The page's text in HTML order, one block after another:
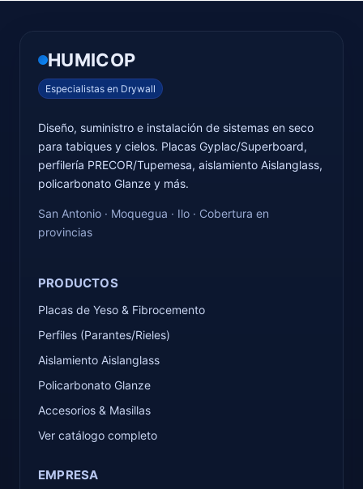
HUMICOP
Especialistas en Drywall
Diseño, suministro e instalación de sistemas en seco
para tabiques y cielos. Placas Gyplac/Superboard,
perfilería PRECOR/Tupemesa, aislamiento Aislanglass,
policarbonato Glanze y más.
San Antonio · Moquegua · Ilo · Cobertura en
provincias
PRODUCTOS
Placas de Yeso & Fibrocemento
Perfiles (Parantes/Rieles)
Aislamiento Aislanglass
Policarbonato Glanze
Accesorios & Masillas
Ver catálogo completo
EMPRESA